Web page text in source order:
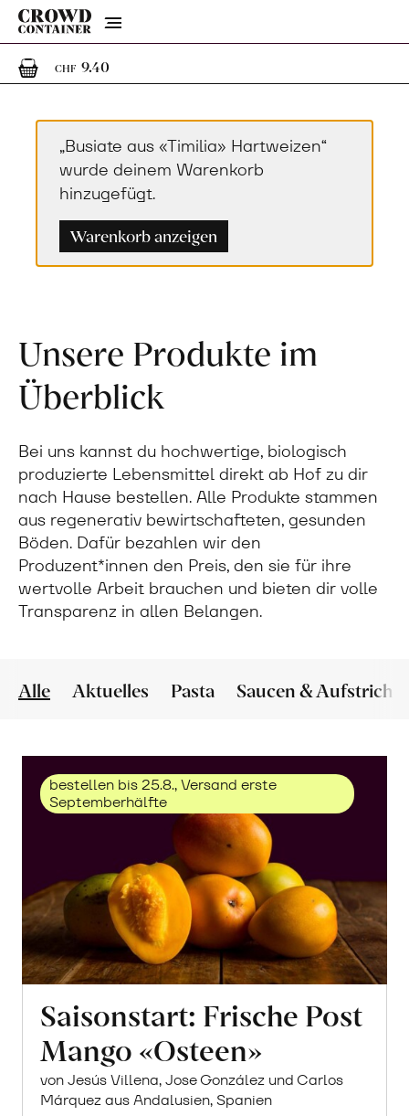
Menu
CHF 9.401 Artikel im Warenkorb
„Busiate aus «Timilia» Hartweizen“
wurde deinem Warenkorb
hinzugefügt.
Warenkorb anzeigen
Unsere Produkte im
Überblick
Bei uns kannst du hochwertige, biologisch
produzierte Lebensmittel direkt ab Hof zu dir
nach Hause bestellen. Alle Produkte stammen
aus regenerativ bewirtschafteten, gesunden
Böden. Dafür bezahlen wir den
Produzent*innen den Preis, den sie für ihre
wertvolle Arbeit brauchen und bieten dir volle
Transparenz in allen Belangen.
Alle Aktuelles Pasta Saucen & Aufstriche
bestellen bis 25.8., Versand erste
Septemberhälfte
Saisonstart: Frische Post
Mango «Osteen»
von Jesús Villena, Jose González und Carlos
Márquez aus Andalusien, Spanien